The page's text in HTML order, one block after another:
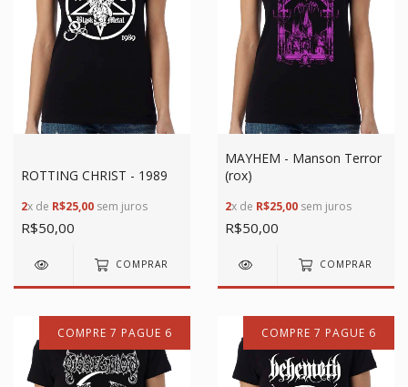
ROTTING CHRIST - 1989
2x de R$25,00 sem juros
R$50,00
COMPRAR
MAYHEM - Manson Terror
(rox)
2x de R$25,00 sem juros
R$50,00
COMPRAR
COMPRE 7 PAGUE 6 COMPRE 7 PAGUE 6